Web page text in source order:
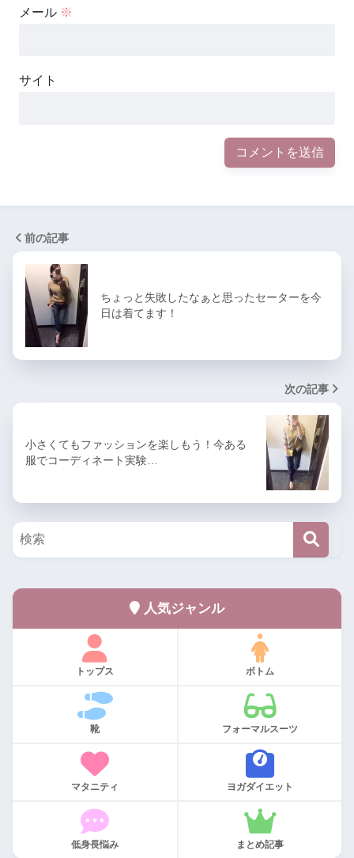
メール ※
サイト
前の記事
ちょっと失敗したなぁと思ったセーターを今
日は着てます！
次の記事
小さくてもファッションを楽しもう！今ある
服でコーディネート実験…
人気ジャンル
トップス ボトム
靴 フォーマルスーツ
マタニティ ヨガダイエット
低身長悩み まとめ記事